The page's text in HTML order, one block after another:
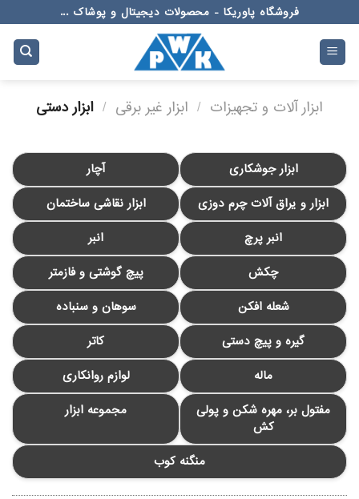
to
content
فروشگاه پاوریکا - محصولات دیجیتال و پوشاک ...
ابزار آلات و تجهیزات / ابزار غیر برقی / ابزار دستی
آچار
ابزار جوشکاری
ابزار نقاشی ساختمان
ابزار و یراق آلات چرم دوزی
انبر
انبر پرچ
پیچ گوشتی و فازمتر
چکش
سوهان و سنباده
شعله افکن
کاتر
گیره و پیچ دستی
لوازم روانکاری
ماله
مجموعه ابزار
مفتول بر، مهره شکن و پولی
کش
منگنه کوب